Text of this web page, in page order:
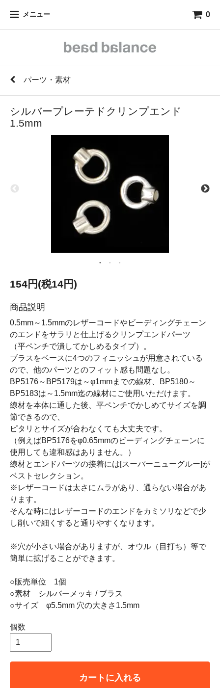
メニュー 0
パーツ・素材
シルバープレーテドクリンプエンド
1.5mm
154円(税14円)
商品説明
0.5mm～1.5mmのレザーコードやビーディングチェーン
のエンドをサラリと仕上げるクリンプエンドパーツ
（平ペンチで潰してかしめるタイプ）。
ブラスをベースに4つのフィニッシュが用意されている
ので、他のパーツとのフィット感も問題なし。
BP5176～BP5179は～φ1mmまでの線材、BP5180～
BP5183は～1.5mm迄の線材にご使用いただけます。
線材を本体に通した後、平ペンチでかしめてサイズを調
節できるので、
ピタリとサイズが合わなくても大丈夫です。
（例えばBP5176をφ0.65mmのビーディングチェーンに
使用しても違和感はありません。）
線材とエンドパーツの接着には[スーパーニューグルー]が
ベストセレクション。
※レザーコードは太さにムラがあり、通らない場合があ
ります。
そんな時にはレザーコードのエンドをカミソリなどで少
し削いで細くすると通りやすくなります。
※穴が小さい場合がありますが、オウル（目打ち）等で
簡単に拡げることができます。
○販売単位 1個
○素材 シルバーメッキ / ブラス
○サイズ φ5.5mm 穴の大きさ1.5mm
個数
カートに入れる